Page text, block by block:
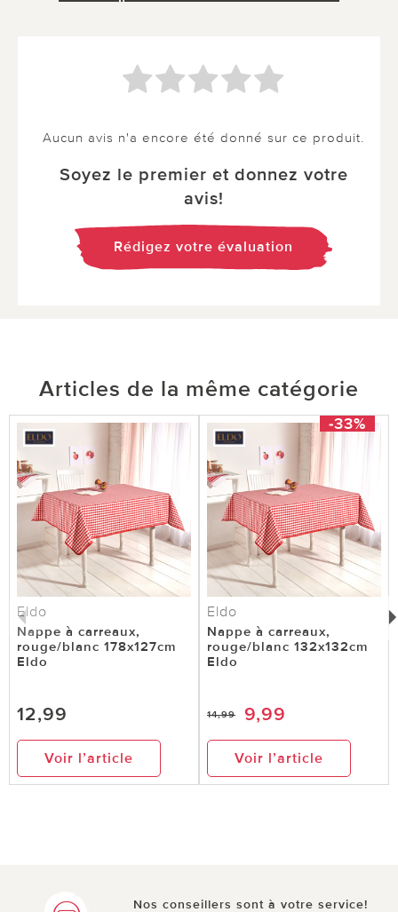
Aucun avis n'a encore été donné sur ce produit.
Soyez le premier et donnez votre
avis!
Rédigez votre évaluation
Articles de la même catégorie
Eldo
Nappe à carreaux,
rouge/blanc 178x127cm
Eldo
12,99
Voir l’article
-33%
Eldo
Nappe à carreaux,
rouge/blanc 132x132cm
Eldo
14,99 9,99
Voir l’article
Nos conseillers sont à votre service!